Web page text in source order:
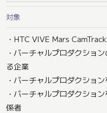
対象
・HTC VIVE Mars
・バーチャルプロダクショ
る企業
・バーチャルプロダクショ
・バーチャルプロダクショ
係者